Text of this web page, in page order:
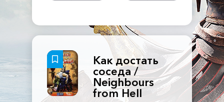
Как достать
соседа /
Neighbours
from Hell